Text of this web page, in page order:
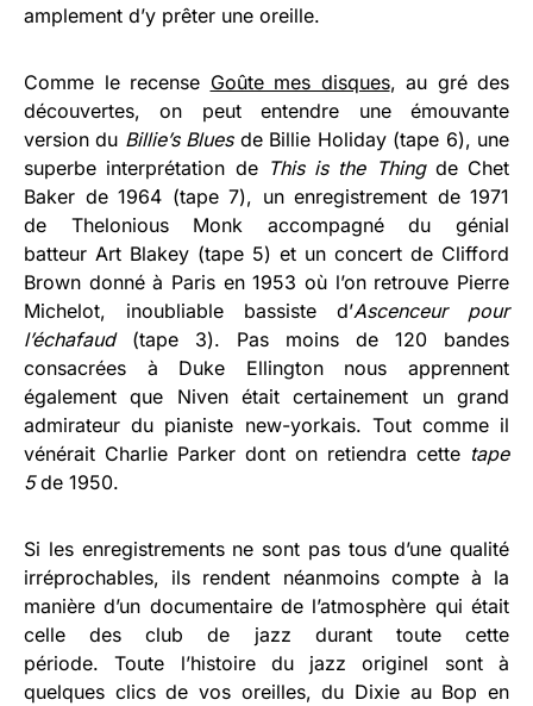
amplement d’y prêter une oreille.
Comme le recense Goûte mes disques, au gré des
découvertes, on peut entendre une émouvante
version du Billie’s Bluesde Billie Holiday (tape 6), une
superbe interprétation de This is the Thingde Chet
Baker de 1964 (tape 7), un enregistrement de 1971
de Thelonious Monk accompagné du génial
batteur Art Blakey (tape 5) et un concert de Clifford
Brown donné à Paris en 1953 où l’on retrouve Pierre
Michelot, inoubliable bassiste d’Ascenceur pour
l’échafaud(tape 3). Pas moins de 120 bandes
consacrées à Duke Ellington nous apprennent
également que Niven était certainement un grand
admirateur du pianiste new-yorkais. Tout comme il
vénérait Charlie Parker dont on retiendra cette tape
5de 1950.
Si les enregistrements ne sont pas tous d’une qualité
irréprochables, ils rendent néanmoins compte à la
manière d’un documentaire de l’atmosphère qui était
celle des club de jazz durant toute cette
période. Toute l’histoire du jazz originel sont à
quelques clics de vos oreilles, du Dixie au Bop en